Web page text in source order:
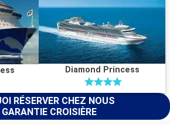
Diamond Princess
RÉSERVER CHEZ NOUS
CROISIÈRE